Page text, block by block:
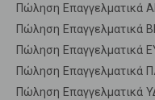
Πώληση Επαγγελματικά
Πώληση Επαγγελματικά
Πώληση Επαγγελματικά
Πώληση Επαγγελματικά
Πώληση Επαγγελματικά